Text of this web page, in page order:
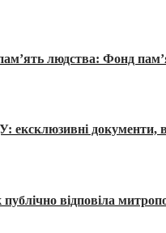
людства: Фонд
документи,
відповіла